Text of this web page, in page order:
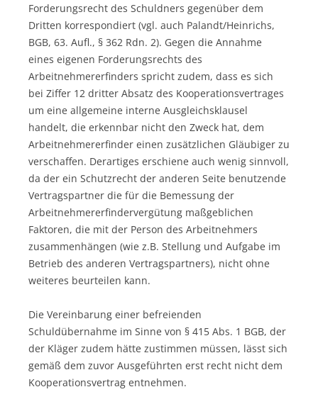
Forderungsrecht des Schuldners gegenüber dem
Dritten korrespondiert (vgl. auch Palandt/Heinrichs,
BGB, 63. Aufl., § 362 Rdn. 2). Gegen die Annahme
eines eigenen Forderungsrechts des
Arbeitnehmererfinders spricht zudem, dass es sich
bei Ziffer 12 dritter Absatz des Kooperationsvertrages
um eine allgemeine interne Ausgleichsklausel
handelt, die erkennbar nicht den Zweck hat, dem
Arbeitnehmererfinder einen zusätzlichen Gläubiger zu
verschaffen. Derartiges erschiene auch wenig sinnvoll,
da der ein Schutzrecht der anderen Seite benutzende
Vertragspartner die für die Bemessung der
Arbeitnehmererfindervergütung maßgeblichen
Faktoren, die mit der Person des Arbeitnehmers
zusammenhängen (wie z.B. Stellung und Aufgabe im
Betrieb des anderen Vertragspartners), nicht ohne
weiteres beurteilen kann.
Die Vereinbarung einer befreienden
Schuldübernahme im Sinne von § 415 Abs. 1 BGB, der
der Kläger zudem hätte zustimmen müssen, lässt sich
gemäß dem zuvor Ausgeführten erst recht nicht dem
Kooperationsvertrag entnehmen.